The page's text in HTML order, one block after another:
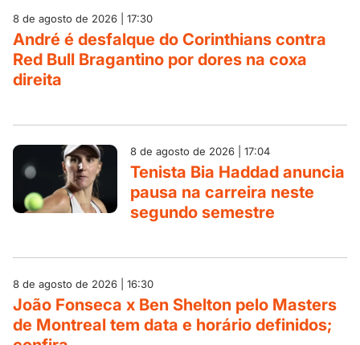
8 de agosto de 2026 | 17:30
André é desfalque do Corinthians contra
Red Bull Bragantino por dores na coxa
direita
8 de agosto de 2026 | 17:04
Tenista Bia Haddad anuncia
pausa na carreira neste
segundo semestre
8 de agosto de 2026 | 16:30
João Fonseca x Ben Shelton pelo Masters
de Montreal tem data e horário definidos;